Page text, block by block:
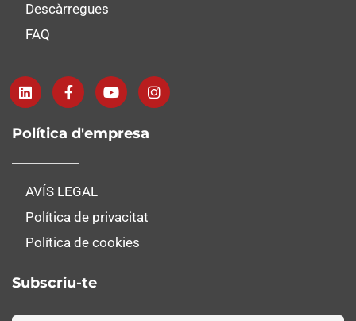
Descàrregues
FAQ
Política d'empresa
AVÍS LEGAL
Política de privacitat
Política de cookies
Subscriu-te